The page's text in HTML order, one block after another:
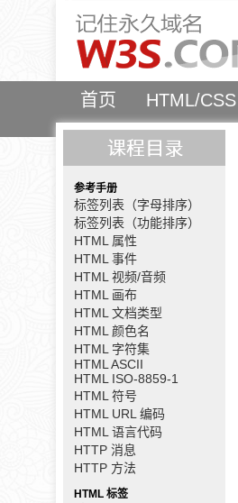
首页 HTML/CSS
参考手册
标签列表（字母排序）
标签列表（功能排序）
HTML 属性
HTML 事件
HTML 视频/音频
HTML 画布
HTML 文档类型
HTML 颜色名
HTML 字符集
HTML ASCII
HTML ISO-8859-1
HTML 符号
HTML URL 编码
HTML 语言代码
HTTP 消息
HTTP 方法
HTML 标签